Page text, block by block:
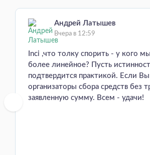
Андрей Латышев
Вчера в 12:59
Inci ,что толку спорить - у кого
более линейное? Пусть
подтвердится практикой. Если
организаторы сбора средств без
заявленную сумму. Всем - удачи!